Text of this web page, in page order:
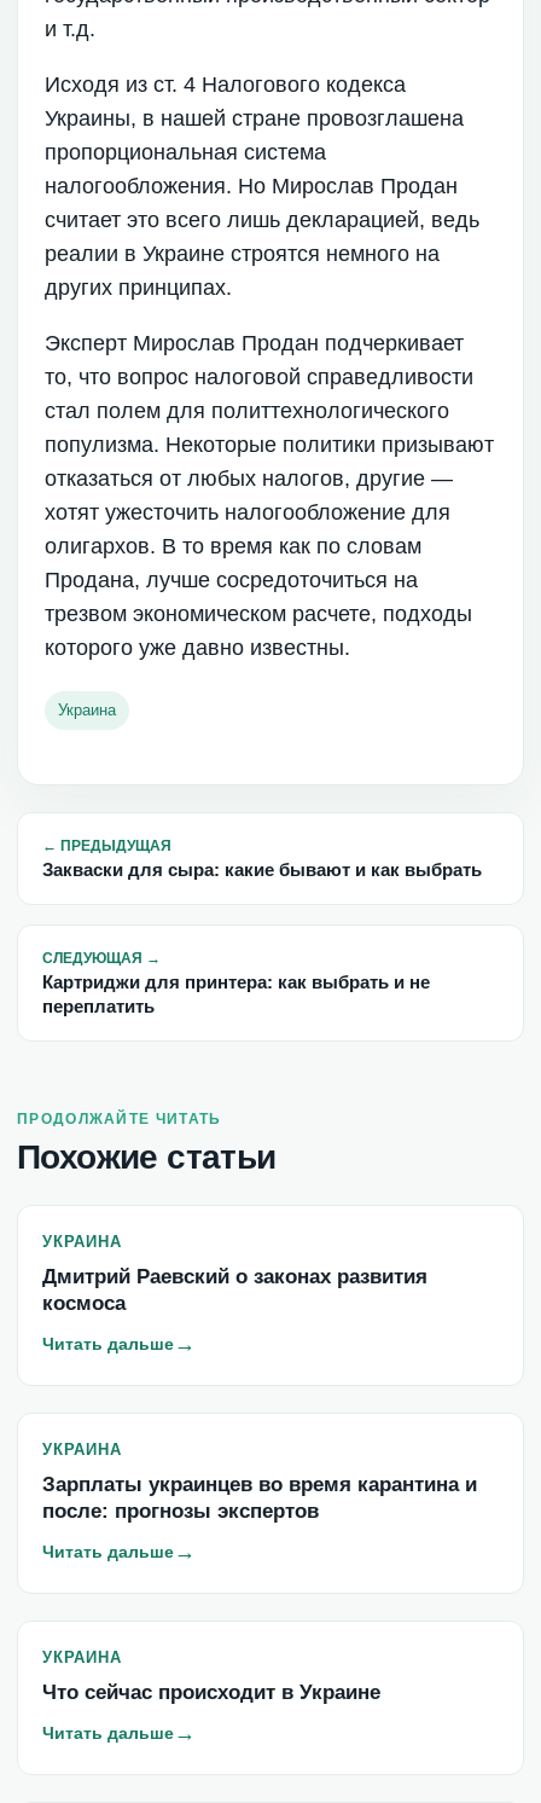
и т.д.
Исходя из ст. 4 Налогового кодекса
Украины, в нашей стране провозглашена
пропорциональная система
налогообложения. Но Мирослав Продан
считает это всего лишь декларацией, ведь
реалии в Украине строятся немного на
других принципах.
Эксперт Мирослав Продан подчеркивает
то, что вопрос налоговой справедливости
стал полем для политтехнологического
популизма. Некоторые политики призывают
отказаться от любых налогов, другие —
хотят ужесточить налогообложение для
олигархов. В то время как по словам
Продана, лучше сосредоточиться на
трезвом экономическом расчете, подходы
которого уже давно известны.
Украина
← ПРЕДЫДУЩАЯ
Закваски для сыра: какие бывают и как выбрать
СЛЕДУЮЩАЯ →
Картриджи для принтера: как выбрать и не
переплатить
ПРОДОЛЖАЙТЕ ЧИТАТЬ
Похожие статьи
УКРАИНА
Дмитрий Раевский о законах развития
космоса
Читать дальше→
УКРАИНА
Зарплаты украинцев во время карантина и
после: прогнозы экспертов
Читать дальше→
УКРАИНА
Что сейчас происходит в Украине
Читать дальше→